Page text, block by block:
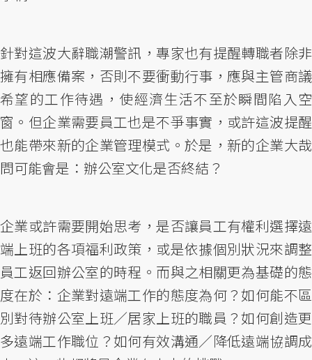
針對這波大辭職潮警訊，專家也有提醒轉職者除非
擁有相應備案，否則不要衝動行事，應與主管商議
希望的工作待遇，使經濟生活不至於瞬間陷入空
窗。但企業需要員工也是不爭事實，或許這波提醒
也能帶來新的企業管理模式。於是，新的企業大哉
問可能會是：辦公室文化是否終結？
企業或許需要開始思考，是否讓員工有權利選擇遠
端上班的各項福利政策，或是依據個別狀況來調整
員工返回辦公室的時程。而與之相關更為基礎的態
度在於：企業對遠端工作的態度為何？如何能不區
別對待辦公室上班／居家上班的職員？如何創造更
多遠端工作職位？如何有效溝通／降低遠端協調成